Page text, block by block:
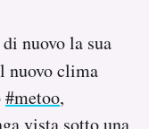
nuovo la sua
nuovo clima
#metoo,
vista sotto una